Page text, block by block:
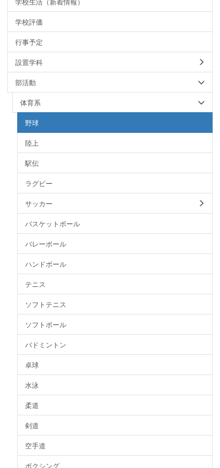
学校評価
行事予定
設置学科
部活動
体育系
野球
陸上
駅伝
ラグビー
サッカー
バスケットボール
バレーボール
ハンドボール
テニス
ソフトテニス
ソフトボール
バドミントン
卓球
水泳
柔道
剣道
空手道
ボクシング